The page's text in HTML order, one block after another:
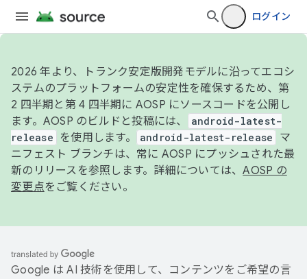
ログイン
2026 年より、トランク安定版開発モデルに沿ってエコシ
ステムのプラットフォームの安定性を確保するため、第
2 四半期と第 4 四半期に AOSP にソースコードを公開し
ます。AOSP のビルドと投稿には、
android-latest-
release
を使用します。 android-latest-release
マ
ニフェスト ブランチは、常に AOSP にプッシュされた最
新のリリースを参照します。詳細については、AOSP の
変更点をご覧ください。
Google は AI 技術を使用して、コンテンツをご希望の言